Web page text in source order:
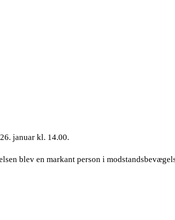
januar kl. 14.00.
blev en markant person i